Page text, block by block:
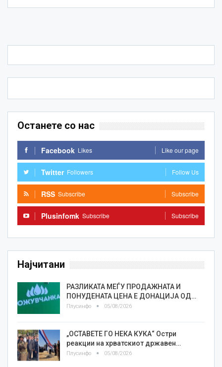
Останете со нас
Facebook Likes Like our page
Twitter Followers Follow Us
RSS Subscribe Subscribe
Plusinfomk Subscribe Subscribe
Најчитани
РАЗЛИКАТА МЕЃУ ПРОДАЖНАТА И
ПОНУДЕНАТА ЦЕНА Е ДОНАЦИЈА ОД…
Плусинфо 05/08/2026
„ОСТАВЕТЕ ГО НЕКА КУКА“ Остри
реакции на хрватскиот државен…
Плусинфо 05/08/2026